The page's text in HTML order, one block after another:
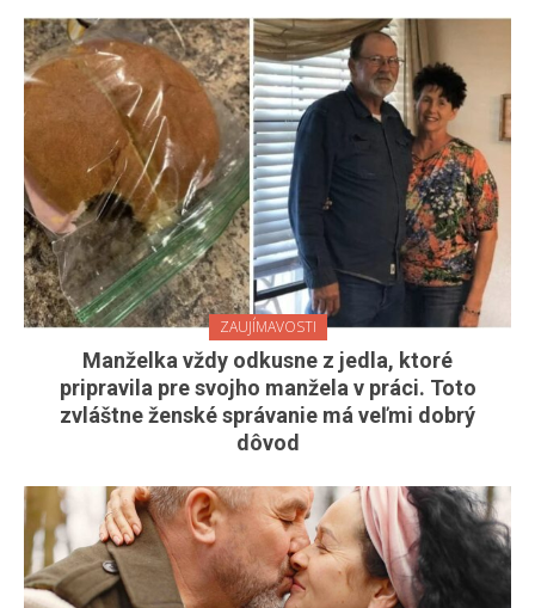
ZAUJÍMAVOSTI
Manželka vždy odkusne z jedla, ktoré
pripravila pre svojho manžela v práci. Toto
zvláštne ženské správanie má veľmi dobrý
dôvod